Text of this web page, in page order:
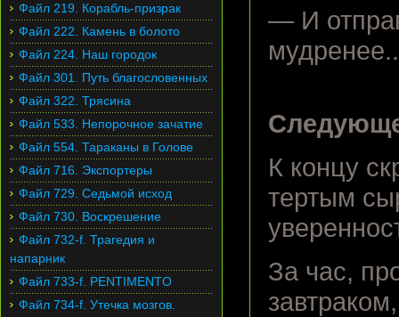
— И
К концу
тертым
За час,
Файл 219. Корабль-призрак
Файл 222. Камень в болото
Файл 224. Наш городок
Файл 301. Путь благословенных
Файл 322. Трясина
Файл 533. Непорочное зачатие
Файл 554. Тараканы в Голове
Файл 716. Экспортеры
Файл 729. Седьмой исход
Файл 730. Воскрешение
Файл 732-f. Трагедия и
напарник
Файл 733-f. PENTIMENTO
Файл 734-f. Утечка мозгов.